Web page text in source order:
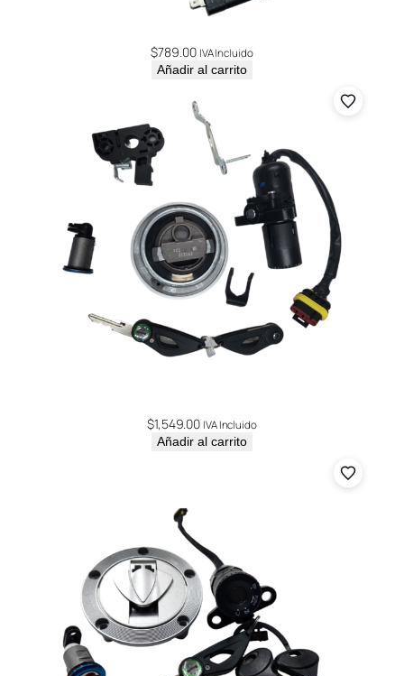
$789.00 IVA Incluido
Añadir al carrito
$1,549.00 IVA Incluido
Añadir al carrito